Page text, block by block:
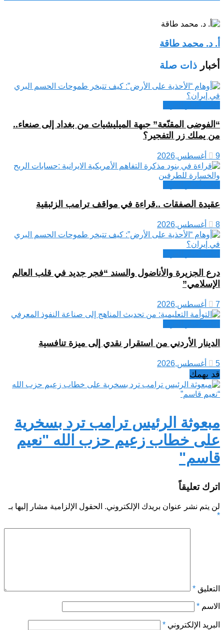
أ. د. محمد طاقة
أخبار ذات صلة
“الفوضى المقنّعة” جبهة الميليشيات من بغداد إلى صنعاء..
من يملك زر التفجير؟
9 أغسطس,2026
عقيدة الصفقات ..قراءة في مواقف ترامب الزئبقية
8 أغسطس,2026
درع الجزيرة والأناضول والسند “فجر جديد في قلب العالم
الإسلامي”
7 أغسطس,2026
الدينار الأردني من استقرار نقدي إلى ميزة تنافسية
5 أغسطس,2026
قد يهمك
مبعوثة الرئيس ترامب ترد بسخرية
على خطاب زعيم حزب الله "نعيم
قاسم"
اترك تعليقاً
لن يتم نشر عنوان بريدك الإلكتروني. الحقول الإلزامية مشار إليها بـ
*
التعليق *
الاسم *
البريد الإلكتروني *